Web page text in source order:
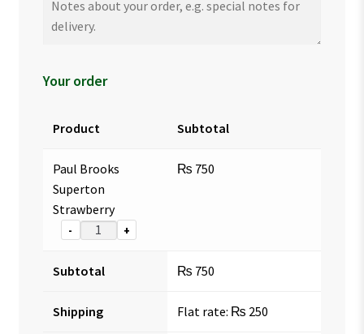
Your order
Product Subtotal
Paul Brooks
Superton
Strawberry
- +
₨ 750
Subtotal ₨ 750
Shipping Flat rate: ₨ 250